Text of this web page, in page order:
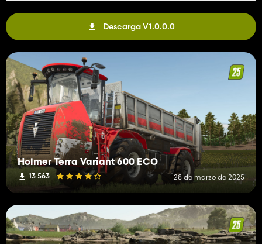
Descarga V1.0.0.0
Holmer Terra Variant 600 ECO
13 563 28 de marzo de 2025